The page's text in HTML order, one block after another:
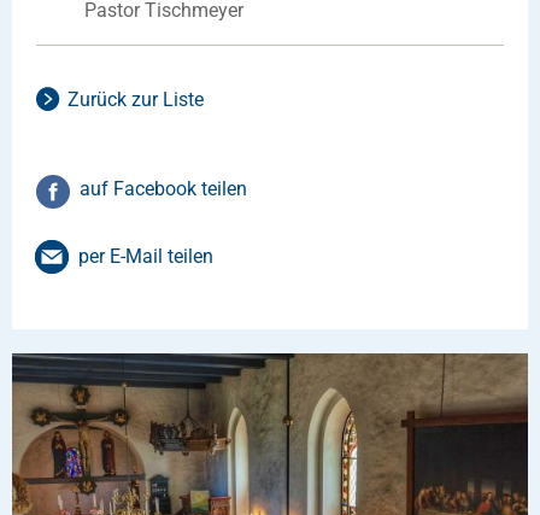
Pastor Tischmeyer
Zurück zur Liste
auf Facebook teilen
per E-Mail teilen